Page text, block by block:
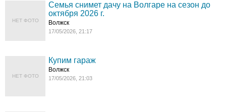
НЕТ ФОТО
Семья снимет дачу на Волгаре на сезон до
октября 2026 г.
Волжск
17/05/2026, 21:17
НЕТ ФОТО
Купим гараж
Волжск
17/05/2026, 21:03